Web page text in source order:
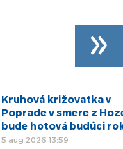
Kruhová križovatka v
Poprade v smere z
bude hotová budúci
5 aug 2026 13:59
»